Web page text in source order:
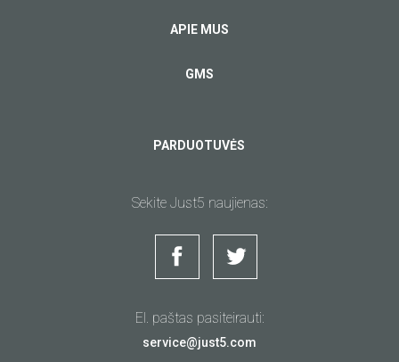
APIE MUS
GMS
PARDUOTUVĖS
Sekite Just5 naujienas:
El. paštas pasiteirauti:
service@just5.com